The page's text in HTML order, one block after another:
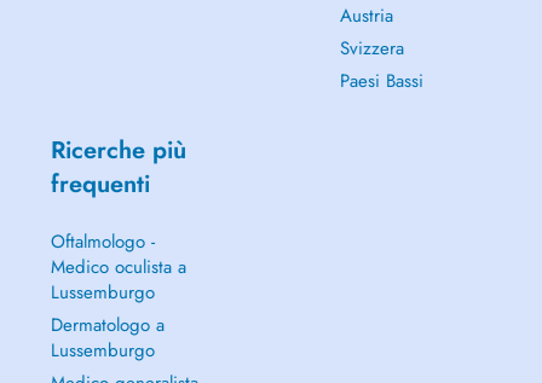
Austria
Svizzera
Paesi Bassi
Ricerche più
frequenti
Oftalmologo -
Medico oculista a
Lussemburgo
Dermatologo a
Lussemburgo